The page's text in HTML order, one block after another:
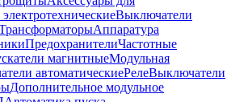
Выключатели
Аппаратура
ПредохранителиЧастотные
магнитныеМодульная
автоматическиеРелеВыключатели
Дополнительное модульное